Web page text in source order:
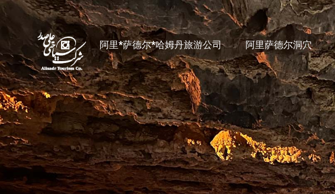
阿里萨德尔洞穴
阿里*萨德尔*哈姆丹旅游公司